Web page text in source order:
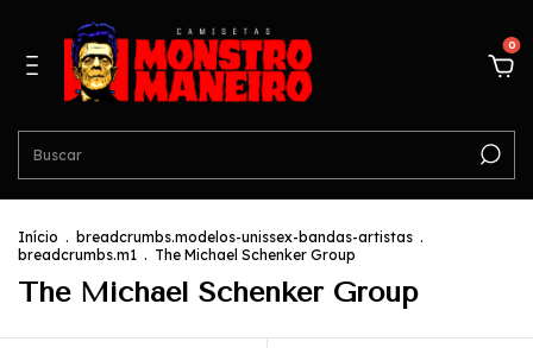
0
Início . breadcrumbs.modelos-unissex-bandas-artistas .
breadcrumbs.m1 . The Michael Schenker Group
The Michael Schenker Group